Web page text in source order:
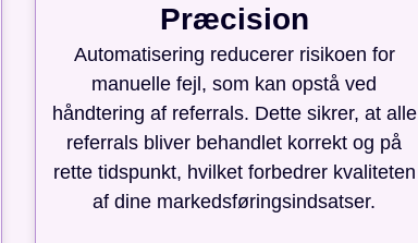
Præcision
Automatisering reducerer risikoen for
manuelle fejl, som kan opstå ved
håndtering af referrals. Dette sikrer, at alle
referrals bliver behandlet korrekt og på
rette tidspunkt, hvilket forbedrer kvaliteten
af dine markedsføringsindsatser.